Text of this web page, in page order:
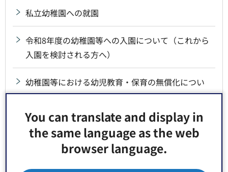
You can translate and display in
the same language as the web
browser language.
私立幼稚園への就園
令和8年度の幼稚園等への入園について（これから
入園を検討される方へ）
幼稚園等における幼児教育・保育の無償化につい
て
小学校・義務教育学校前期課程への就学
中学校・義務教育学校後期課程への就学